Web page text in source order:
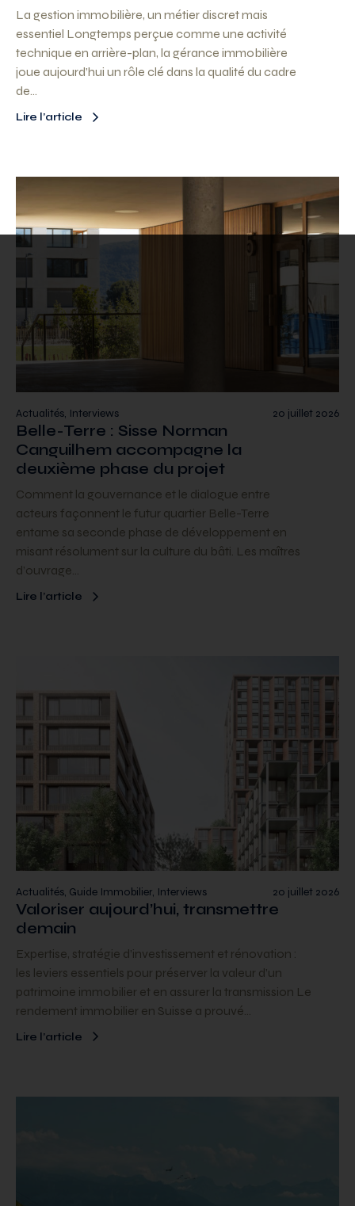
La gestion immobilière, un métier discret mais
essentiel Longtemps perçue comme une activité
technique en arrière-plan, la gérance immobilière
joue aujourd’hui un rôle clé dans la qualité du cadre
de…
Lire l’article
20 juillet 2026
Actualités, Interviews
Belle-Terre : Sisse Norman
Canguilhem accompagne la
deuxième phase du projet
Comment la gouvernance et le dialogue entre
acteurs façonnent le futur quartier Belle-Terre
entame sa seconde phase de développement en
misant résolument sur la culture du bâti. Les maîtres
d’ouvrage…
Lire l’article
20 juillet 2026
Actualités, Guide Immobilier, Interviews
Valoriser aujourd’hui, transmettre
demain
Expertise, stratégie d’investissement et rénovation :
les leviers essentiels pour préserver la valeur d’un
patrimoine immobilier et en assurer la transmission Le
rendement immobilier en Suisse a prouvé…
Lire l’article